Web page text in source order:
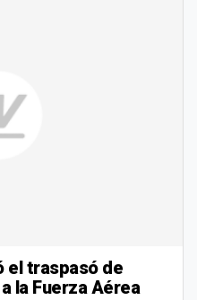
el traspasó de
la Fuerza Aérea